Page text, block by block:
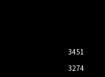
3451
3274